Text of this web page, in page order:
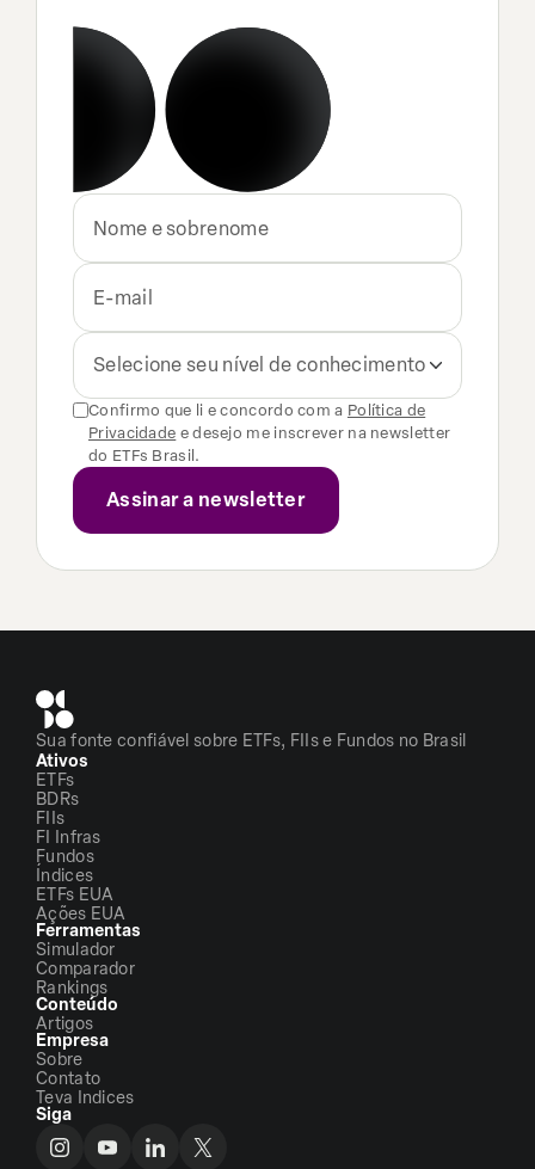
Selecione seu nível de conhecimento
Confirmo que li e concordo com a Política de
Privacidade e desejo me inscrever na newsletter
do ETFs Brasil.
Sua fonte confiável sobre ETFs, FIIs e Fundos no Brasil
Ativos
ETFs
BDRs
FIIs
FI Infras
Fundos
Índices
ETFs EUA
Ações EUA
Ferramentas
Simulador
Comparador
Rankings
Conteúdo
Artigos
Empresa
Sobre
Contato
Teva Indices
Siga